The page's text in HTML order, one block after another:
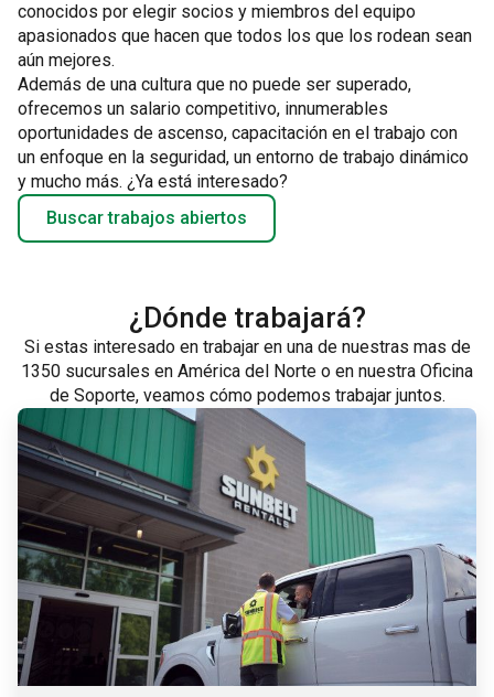
conocidos por elegir socios y miembros del equipo
apasionados que hacen que todos los que los rodean sean
aún mejores.
Además de una cultura que no puede ser superado,
ofrecemos un salario competitivo, innumerables
oportunidades de ascenso, capacitación en el trabajo con
un enfoque en la seguridad, un entorno de trabajo dinámico
y mucho más. ¿Ya está interesado?
Buscar trabajos abiertos
¿Dónde trabajará?
Si estas interesado en trabajar en una de nuestras mas de
1350 sucursales en América del Norte o en nuestra Oficina
de Soporte, veamos cómo podemos trabajar juntos.